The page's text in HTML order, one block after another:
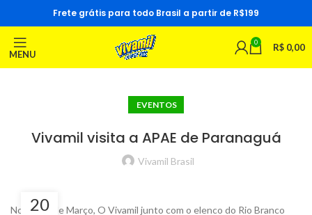
Frete grátis para todo Brasil a partir de R$199
MENU
0 R$ 0,00
EVENTOS
Vivamil visita a APAE de Paranaguá
Vivamil Brasil
20
No dia 05 de Março, O Vivamil junto com o elenco do Rio Branco